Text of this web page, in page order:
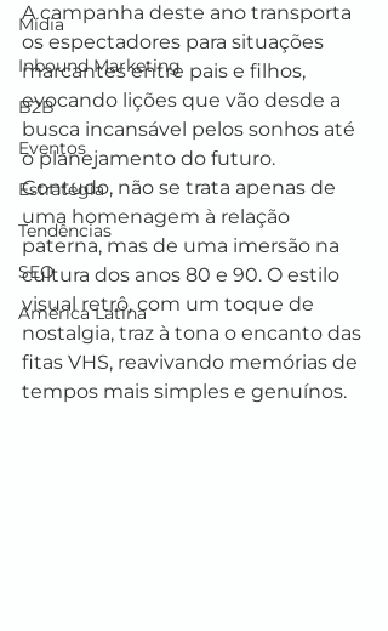
Mídia
Inbound Marketing
B2B
Eventos
Estratégia
Tendências
SEO
América Latina
A campanha deste ano transporta
os espectadores para situações
marcantes entre pais e filhos,
evocando lições que vão desde a
busca incansável pelos sonhos até
o planejamento do futuro.
Contudo, não se trata apenas de
uma homenagem à relação
paterna, mas de uma imersão na
cultura dos anos 80 e 90. O estilo
visual retrô, com um toque de
nostalgia, traz à tona o encanto das
fitas VHS, reavivando memórias de
tempos mais simples e genuínos.